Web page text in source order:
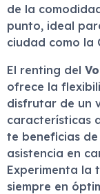
de la
punto, ideal
ciudad como la
El renting del
ofrece la
disfrutar de un
características
te beneficias
asistencia en
Experimenta la
siempre en